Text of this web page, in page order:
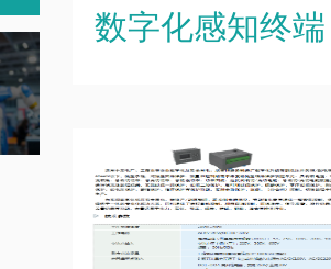
数字化感知终端